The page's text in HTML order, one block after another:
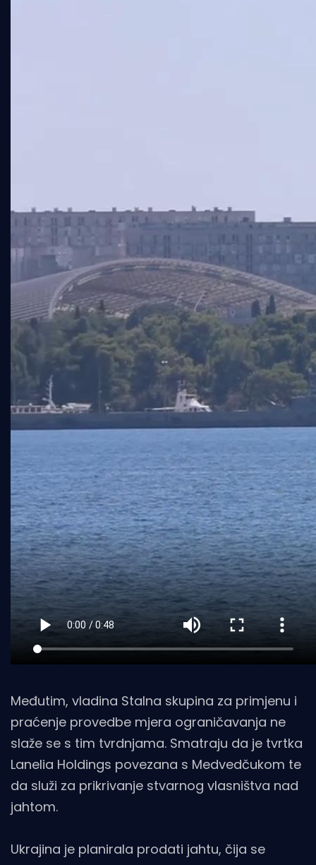
Međutim, vladina Stalna skupina za primjenu i
praćenje provedbe mjera ograničavanja ne
slaže se s tim tvrdnjama. Smatraju da je tvrtka
Lanelia Holdings povezana s Medvedčukom te
da služi za prikrivanje stvarnog vlasništva nad
jahtom.
Ukrajina je planirala prodati jahtu, čija se